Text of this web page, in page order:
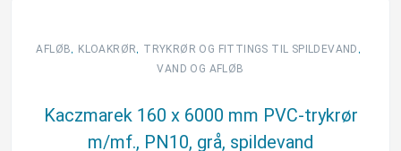
PVC-
kloakrør
kl.
S
SN8,
AFLØB, KLOAKRØR, TRYKRØR OG FITTINGS TIL SPILDEVAND ,
VAND OG AFLØB
Kaczmarek 160 x 6000 mm PVC-trykrør
m/mf., PN10, grå, spildevand